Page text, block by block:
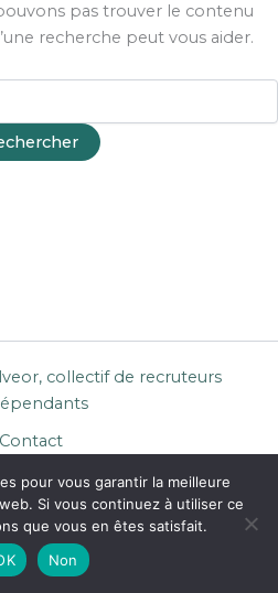
pas trouver le contenu
recherche peut vous aider.
collectif de recruteurs
Contact
légales
Entreprises
pour vous garantir la meilleure
Si vous continuez à utiliser ce
que vous en êtes satisfait.
Non